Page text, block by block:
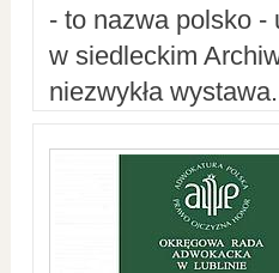
- to nazwa polsko -
w siedleckim
niezwykła wystawa.